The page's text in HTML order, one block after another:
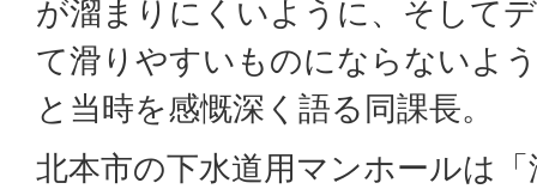
が溜まりにくいように、そして
て滑りやすいものにならないよ
と当時を感慨深く語る同課長。
北本市の下水道用マンホールは